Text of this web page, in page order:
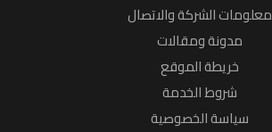
معلومات الشركة والاتصال
مدونة ومقالات
خريطة الموقع
شروط الخدمة
سياسة الخصوصية